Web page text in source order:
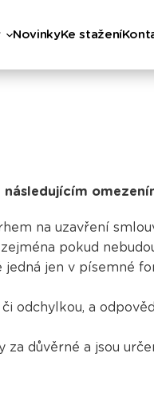
NovinkyKe stažení
následujícím
na uzavření
pokud
jen v písemné
odchylkou, a
důvěrné a jsou